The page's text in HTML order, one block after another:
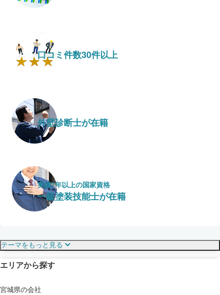
口コミ件数30件以上
外壁診断士が在籍
実績7年以上の国家資格
一級塗装技能士が在籍
見えにくい屋根も安心
ドローン診断
テーマをもっと見る
エリアから探す
宮城県の会社